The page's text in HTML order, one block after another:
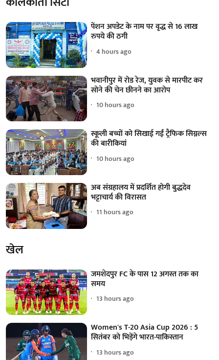
पेंशन अपडेट के नाम पर वृद्ध से 16 लाख
रुपये की ठगी
4 hours ago
भवानीपुर में रोड रेज, युवक से मारपीट कर
सोने की चेन छीनने का आरोप
10 hours ago
स्कूली बच्चों को सिखाई गईं ट्रैफिक सिग्नल्स
की बारीकियां
10 hours ago
अब संग्रहालय में प्रदर्शित होगी बुद्धदेव
भट्टाचार्य की विरासत
11 hours ago
खेल
जमशेदपुर FC के पास 12 अगस्त तक का
समय
13 hours ago
Women's T-20 Asia Cup 2026 : 5
सितंबर को भिड़ेंगे भारत-पाकिस्तान
13 hours ago